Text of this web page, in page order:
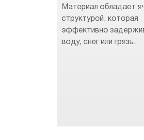
Материал обладает
структурой, которая
эффективно
воду, снег или грязь.